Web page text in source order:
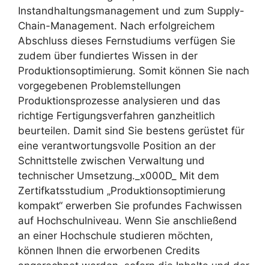
Instandhaltungsmanagement und zum Supply-
Chain-Management. Nach erfolgreichem
Abschluss dieses Fernstudiums verfügen Sie
zudem über fundiertes Wissen in der
Produktionsoptimierung. Somit können Sie nach
vorgegebenen Problemstellungen
Produktionsprozesse analysieren und das
richtige Fertigungsverfahren ganzheitlich
beurteilen. Damit sind Sie bestens gerüstet für
eine verantwortungsvolle Position an der
Schnittstelle zwischen Verwaltung und
technischer Umsetzung._x000D_ Mit dem
Zertifkatsstudium „Produktionsoptimierung
kompakt“ erwerben Sie profundes Fachwissen
auf Hochschulniveau. Wenn Sie anschließend
an einer Hochschule studieren möchten,
können Ihnen die erworbenen Credits